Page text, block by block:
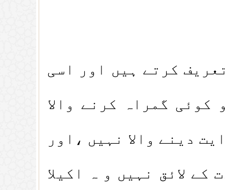
کرتے ہیں اور اسی
گمراہ کرنے والا
دینے والا نہیں ،اور
لائق نہیں و ہ اکیلا